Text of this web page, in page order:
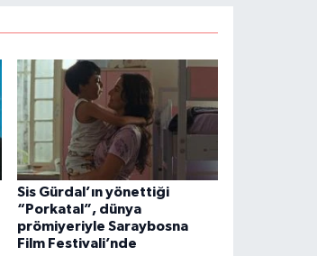
Sis Gürdal’ın yönettiği
“Porkatal”, dünya
prömiyeriyle Saraybosna
Film Festivali’nde